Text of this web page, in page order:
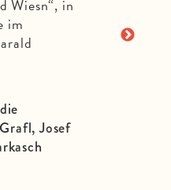
Wiesn“, in
im
Josef